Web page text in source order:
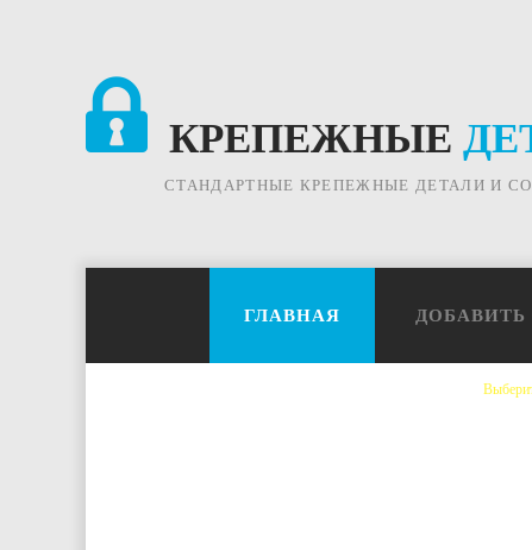
КРЕПЕЖНЫЕ
СТАНДАРТНЫЕ КРЕПЕЖНЫЕ ДЕТАЛИ И
ГЛАВНАЯ ДОБАВИТЬ